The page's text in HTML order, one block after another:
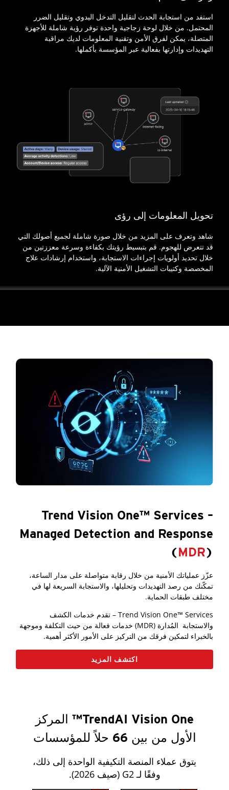
استفد من استجابة الحدث لتقليل التدخل اليدوي وتقليل الضرر
المحتمل. من خلال لوحة زجاجية واحدة توفر رؤية شاملة للأجهزة
المتصلة، يمكن لفرق الأمن وتقنية المعلومات لديك مراقبة
التهديدات وإدارتها بفعالية عبر المؤسسة بأكملها.
تحويل المعلومات إلى رؤى
شاهد وتعرف على المزيد من خلال صورة شاملة لجميع أصولك التي
قد تتعرض للهجوم. قم بتبسيط رؤيتك بكفاءة وسرعة معززتين من
خلال تحديد أولويات إجراءات الاستجابة، واستخدام إرشادات علاج
المخصصة وكتيبات التشغيل الأمنية الآلية.
Trend Vision One™ Services –
Managed Detection and Response
(MDR
عزّز عملياتك الأمنية من خلال رقابة متواصلة على مدار الساعة،
تمكّنك من رصد التهديدات وتحليلها، والاستجابة السريعة لها في
مختلف طبقات الحماية.
Trend Vision One™ Services – تقدم خدمات الكشف
والاستجابة المُدارة (MDR) خدمات فعالة من حيث التكلفة وموجهة
بالخبراء لتمكين فرقك من التركيز على الأمور الأكثر أهمية.
اكتشف المزيد
TrendAI Vision One™ المركز
الأول من بين 66 حلاً للمؤسسات
يتوق عملاء المنصة التكيفية الواحدة إلى ذلك،
وفقًا لـ G2 (صيف 2026).